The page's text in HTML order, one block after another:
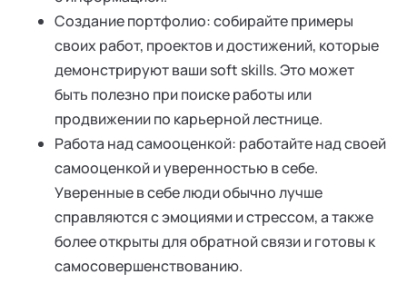
Создание портфолио: собирайте примеры
своих работ, проектов и достижений, которые
демонстрируют ваши soft skills. Это может
быть полезно при поиске работы или
продвижении по карьерной лестнице.
Работа над самооценкой: работайте над своей
самооценкой и уверенностью в себе.
Уверенные в себе люди обычно лучше
справляются с эмоциями и стрессом, а также
более открыты для обратной связи и готовы к
самосовершенствованию.